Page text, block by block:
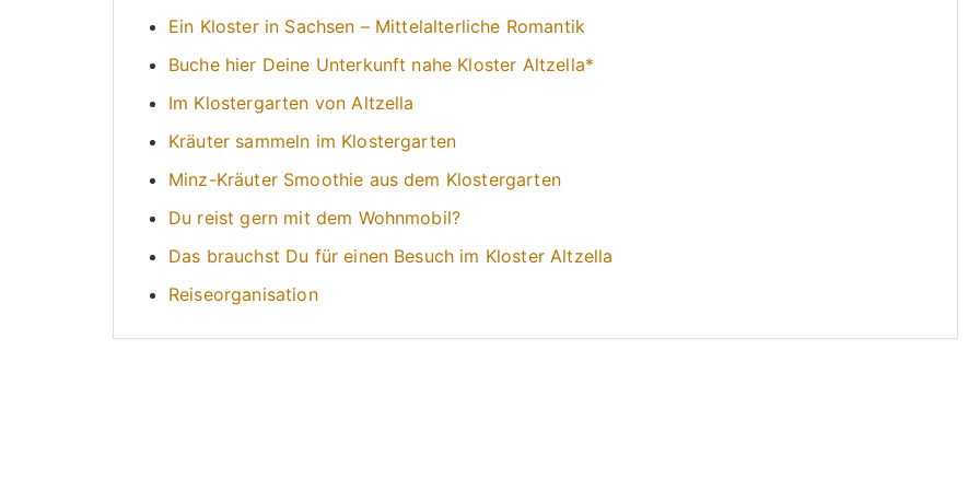
Ein Kloster in Sachsen – Mittelalterliche Romantik
Buche hier Deine Unterkunft nahe Kloster Altzella*
Im Klostergarten von Altzella
Kräuter sammeln im Klostergarten
Minz-Kräuter Smoothie aus dem Klostergarten
Du reist gern mit dem Wohnmobil?
Das brauchst Du für einen Besuch im Kloster Altzella
Reiseorganisation